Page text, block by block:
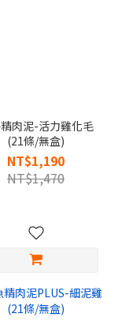
肉泥-活力雞化毛
(21條/無盒)
NT$1,190
NT$1,470